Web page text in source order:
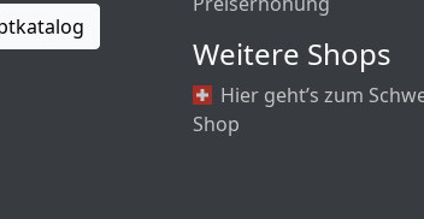
Weitere Shops
Hier geht’s zum
Shop